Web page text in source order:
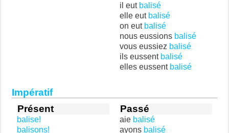
il eut balisé
elle eut balisé
on eut balisé
nous eussions balisé
vous eussiez balisé
ils eussent balisé
elles eussent balisé
Impératif
Présent
balise!
balisons!
Passé
aie balisé
ayons balisé